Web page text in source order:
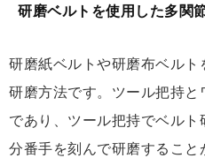
研磨ベルトを使用した多関
研磨紙ベルトや研磨布ベルト
研磨方法です。ツール把持
であり、ツール把持でベル
分番手を刻んで研磨すること